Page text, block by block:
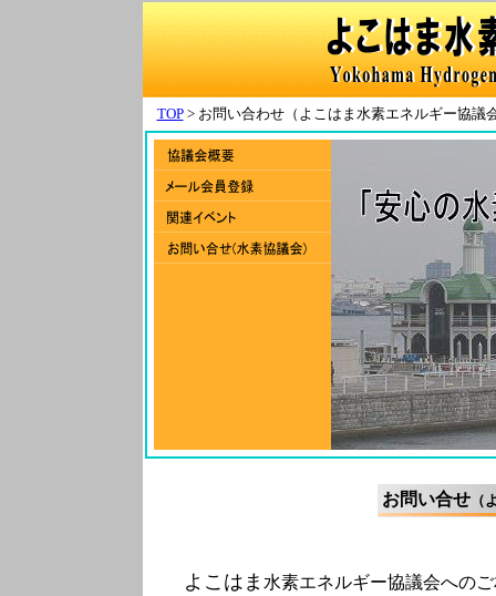
TOP> お問い合わせ（よこはま水素エネルギー協議
お問い合せ（
よこはま 水素エネルギー協議会への